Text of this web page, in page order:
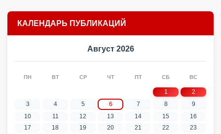
КАЛЕНДАРЬ ПУБЛИКАЦИЙ
Август 2026
ПН ВТ СР ЧТ ПТ СБ ВС
1
2
3
4 5 6 7 8
9
10
11 12 13 14 15
16
17
18 19 20 21 22
23